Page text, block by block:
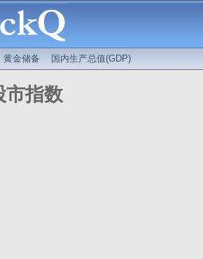
黄金储备 国内生产总值(GDP)
市指数